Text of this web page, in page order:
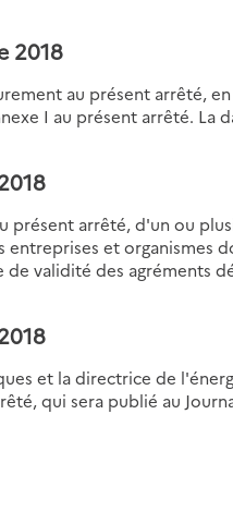
2018
au présent arrêté,
I au présent arrêté. La
arrêté, d'un ou
entreprises et organismes
validité des agréments
et la directrice de
qui sera publié au